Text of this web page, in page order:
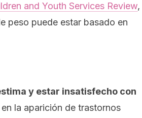
and Youth Services Review,
peso puede estar basado en
y estar insatisfecho con
en la aparición de trastornos